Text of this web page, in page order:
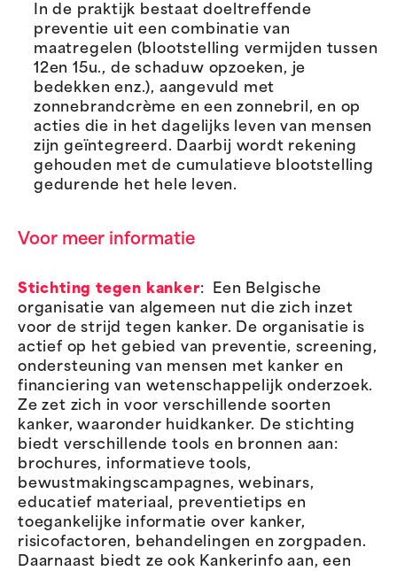
In de praktijk bestaat doeltreffende
preventie uit een combinatie van
maatregelen (blootstelling vermijden tussen
12en 15u., de schaduw opzoeken, je
bedekken enz.), aangevuld met
zonnebrandcrème en een zonnebril, en op
acties die in het dagelijks leven van mensen
zijn geïntegreerd. Daarbij wordt rekening
gehouden met de cumulatieve blootstelling
gedurende het hele leven.
Voor meer informatie
Stichting tegen kanker: Een Belgische
organisatie van algemeen nut die zich inzet
voor de strijd tegen kanker. De organisatie is
actief op het gebied van preventie, screening,
ondersteuning van mensen met kanker en
financiering van wetenschappelijk onderzoek.
Ze zet zich in voor verschillende soorten
kanker, waaronder huidkanker. De stichting
biedt verschillende tools en bronnen aan:
brochures, informatieve tools,
bewustmakingscampagnes, webinars,
educatief materiaal, preventietips en
toegankelijke informatie over kanker,
risicofactoren, behandelingen en zorgpaden.
Daarnaast biedt ze ook Kankerinfo aan, een